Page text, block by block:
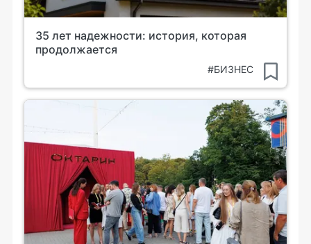
35 лет надежности: история, которая
продолжается
#БИЗНЕС